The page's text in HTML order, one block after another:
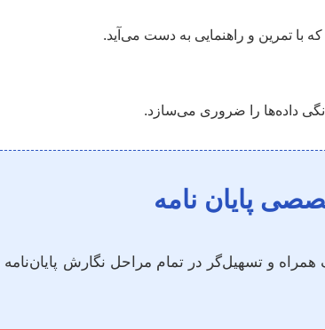
با تمرین و راهنمایی به دست می‌آید.
داده‌ها را ضروری می‌سازد.
پایان نامه
و تسهیل‌گر در تمام مراحل نگارش پایان‌نامه